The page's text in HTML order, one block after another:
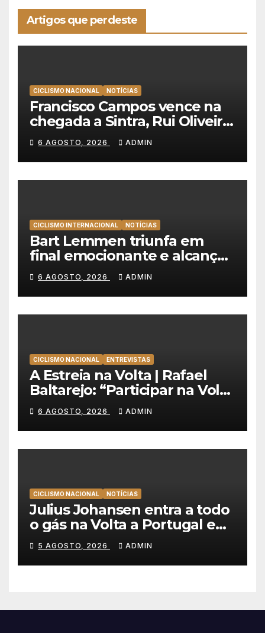
Artigos que perdeste
CICLISMO NACIONAL NOTÍCIAS
Francisco Campos vence na
chegada a Sintra, Rui Oliveira
veste de amarelo na Volta a
Portugal
6 AGOSTO, 2026 ADMIN
CICLISMO INTERNACIONAL NOTÍCIAS
Bart Lemmen triunfa em
final emocionante e alcança
a primeira vitória da carreira
na Volta à Polónia
6 AGOSTO, 2026 ADMIN
CICLISMO NACIONAL ENTREVISTAS
A Estreia na Volta | Rafael
Baltarejo: “Participar na Volta
a Portugal é o sonho de
qualquer ciclista”
6 AGOSTO, 2026 ADMIN
CICLISMO NACIONAL NOTÍCIAS
Julius Johansen entra a todo
o gás na Volta a Portugal e
lidera dobradinha da UAE
Team Emirates em Lisboa
5 AGOSTO, 2026 ADMIN